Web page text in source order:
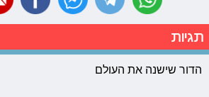
תגיות
הדור שישנה את העולם